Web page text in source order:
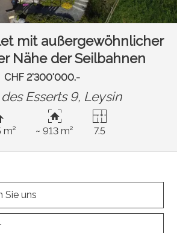
mit außergewöhnlicher
Nähe der Seilbahnen
CHF 2'300'000.-
Esserts 9, Leysin
m² ~ 913 m² 7.5
Sie uns